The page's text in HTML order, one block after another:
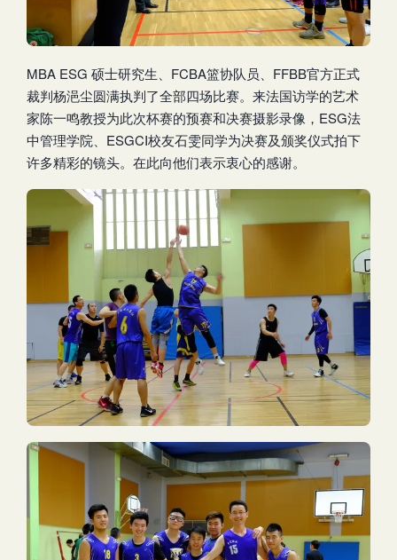
MBA ESG 硕士研究生、FCBA篮协队员、FFBB官方正式
裁判杨浥尘圆满执判了全部四场比赛。来法国访学的艺术
家陈一鸣教授为此次杯赛的预赛和决赛摄影录像，ESG法
中管理学院、ESGCI校友石雯同学为决赛及颁奖仪式拍下
许多精彩的镜头。在此向他们表示衷心的感谢。